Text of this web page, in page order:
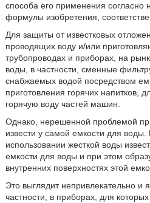
способа его применения согласно
формулы изобретения,
Для защиты от известковых
проводящих воду и/или
трубопроводах и приборах, на
воды, в частности, сменные
снабжаемых водой посредством
приготовления горячих напитков,
горячую воду частей машин.
Однако, нерешенной проблемой
извести у самой емкости для
использовании жесткой воды
емкости для воды и при этом
внутренних поверхностях этой
Это выглядит непривлекательно и
частности, в приборах, для